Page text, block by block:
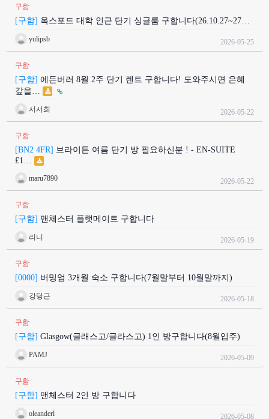
구함
[구함] 옥스포드 대학 인근 단기 싱글룸 구합니다(26.10.27~27…
yulipsb 2026-05-25
구함
[구함] 에든버러 8월 2주 단기 렌트 구합니다! 도와주시면 은혜
갚을…
서서희 2026-05-22
구함
[BN2 4FR] 브라이튼 여름 단기 방 필요하신분 ! - EN-SUITE
£1…
maru7890 2026-05-22
구함
[구함] 맨체스터 플랫메이트 구합니다
리니 2026-05-19
구함
[0000] 버밍엄 3개월 숙소 구합니다(7월말부터 10월말까지)
강당근 2026-05-18
구함
[구함] Glasgow(글래스고/글라스고) 1인 방구합니다(8월입주)
PAMJ 2026-05-09
구함
[구함] 맨체스터 2인 방 구합니다
oleanderl 2026-05-08